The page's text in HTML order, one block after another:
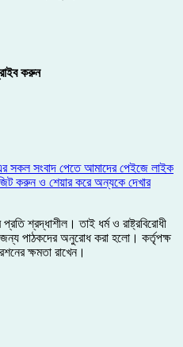
করুন
সকল সংবাদ পেতে আমাদের পেইজে লাইক
করুন ও শেয়ার করে অন্যকে দেখার
শ্রদ্ধাশীল। তাই ধর্ম ও রাষ্ট্রবিরোধী
পাঠকদের অনুরোধ করা হলো। কর্তৃপক্ষ
ক্ষমতা রাখেন।